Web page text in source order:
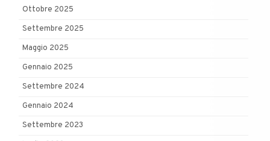
Ottobre 2025
Settembre 2025
Maggio 2025
Gennaio 2025
Settembre 2024
Gennaio 2024
Settembre 2023